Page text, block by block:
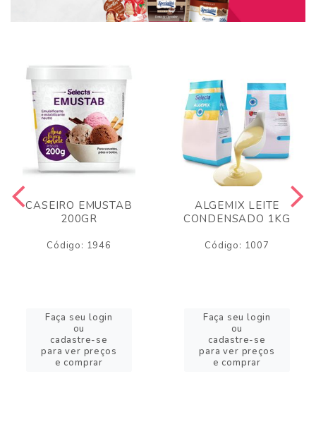
CASEIRO EMUSTAB
200GR
Código: 1946
Faça seu login
ou
cadastre-se
para ver preços
e comprar
ALGEMIX LEITE
CONDENSADO 1KG
Código: 1007
Faça seu login
ou
cadastre-se
para ver preços
e comprar